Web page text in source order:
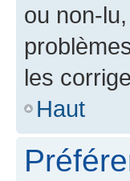
ou non-
les
Haut